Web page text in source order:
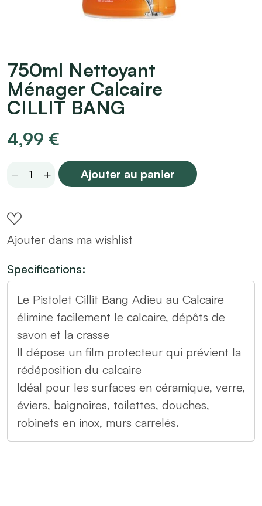
750ml Nettoyant
Ménager Calcaire
CILLIT BANG
4,99 €
750ml
Calcaire
CILLIT
quantity
Ajouter au panier
Ajouter dans ma wishlist
Specifications:
Le Pistolet Cillit Bang Adieu au Calcaire
élimine facilement le calcaire, dépôts de
savon et la crasse
Il dépose un film protecteur qui prévient la
rédéposition du calcaire
Idéal pour les surfaces en céramique, verre,
éviers, baignoires, toilettes, douches,
robinets en inox, murs carrelés.